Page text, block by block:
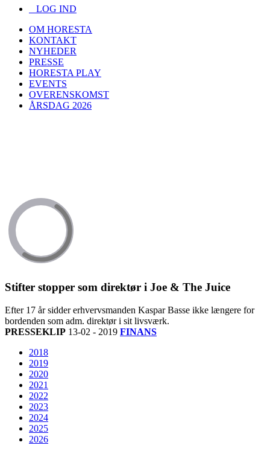
LOG IND
OM HORESTA
KONTAKT
NYHEDER
PRESSE
HORESTA PLAY
EVENTS
OVERENSKOMST
ÅRSDAG 2026
Stifter stopper som direktør i Joe & The Juice
Efter 17 år sidder erhvervsmanden Kaspar Basse ikke længere for
bordenden som adm. direktør i sit livsværk.
PRESSEKLIP 13-02 - 2019 FINANS
2018
2019
2020
2021
2022
2023
2024
2025
2026